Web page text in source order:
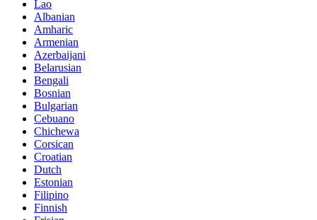
Lao
Albanian
Amharic
Armenian
Azerbaijani
Belarusian
Bengali
Bosnian
Bulgarian
Cebuano
Chichewa
Corsican
Croatian
Dutch
Estonian
Filipino
Finnish